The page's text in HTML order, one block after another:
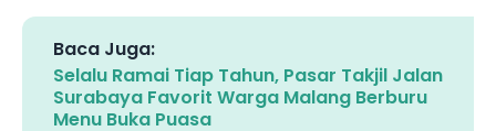
Baca Juga:
Selalu Ramai Tiap Tahun, Pasar Takjil Jalan
Surabaya Favorit Warga Malang Berburu
Menu Buka Puasa